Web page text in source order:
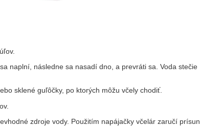
naplní, následne sa nasadí dno, a prevráti sa. Voda stečie
sklené guľôčky, po ktorých môžu včely chodiť.
zdroje vody. Použitím napájačky včelár zaručí prísun